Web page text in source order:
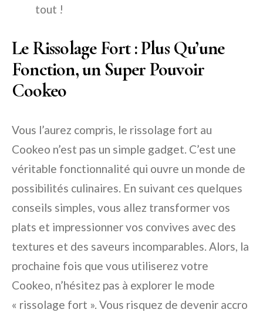
tout !
Le Rissolage Fort : Plus Qu’une
Fonction, un Super Pouvoir
Cookeo
Vous l’aurez compris, le rissolage fort au
Cookeo n’est pas un simple gadget. C’est une
véritable fonctionnalité qui ouvre un monde de
possibilités culinaires. En suivant ces quelques
conseils simples, vous allez transformer vos
plats et impressionner vos convives avec des
textures et des saveurs incomparables. Alors, la
prochaine fois que vous utiliserez votre
Cookeo, n’hésitez pas à explorer le mode
« rissolage fort ». Vous risquez de devenir accro